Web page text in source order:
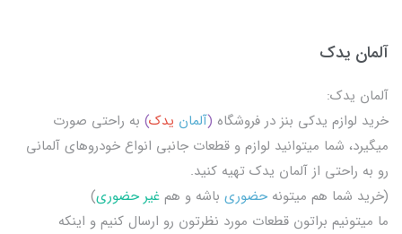
آلمان یدک
آلمان یدک:
خرید لوازم یدکی بنز در فروشگاه (آلمان یدک) به راحتی صورت
میگیرد، شما میتوانید لوازم و قطعات جانبی انواع خودروهای آلمانی
رو به راحتی از آلمان یدک تهیه کنید.
(خرید شما هم میتونه حضوری باشه و هم غیر حضوری)
ما میتونیم براتون قطعات مورد نظرتون رو ارسال کنیم و اینکه